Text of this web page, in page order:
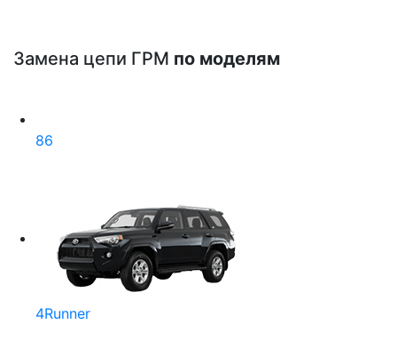
Замена цепи ГРМ по моделям
86
4Runner